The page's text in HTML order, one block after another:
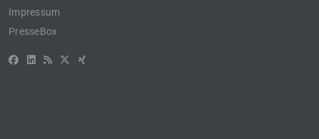
Impressum
PresseBox